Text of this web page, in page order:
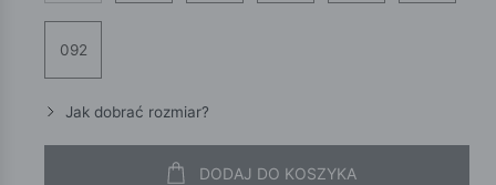
092
Jak dobrać rozmiar?
DODAJ DO KOSZYKA